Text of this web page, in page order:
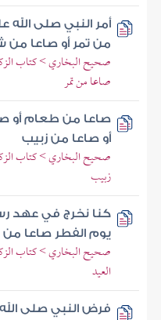
أمر النبي صلى الله
من تمر أو صاعا من
صحيح البخاري > كتاب
صاعا من تمر
صاعا من طعام أو
أو صاعا من زبيب
صحيح البخاري > كتاب
زبيب
كنا نخرج في عهد
يوم الفطر صاعا
صحيح البخاري > كتاب
العيد
فرض النبي صلى